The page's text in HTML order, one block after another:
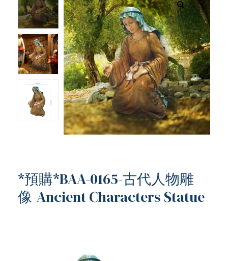
*預購*BAA-0165-古代人物雕
像-Ancient Characters Statue
含日本